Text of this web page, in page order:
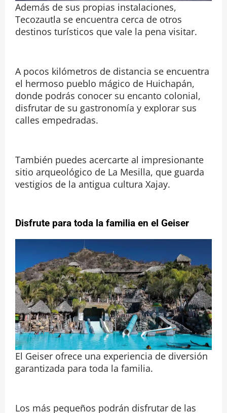
Además de sus propias instalaciones,
Tecozautla se encuentra cerca de otros
destinos turísticos que vale la pena visitar.
A pocos kilómetros de distancia se encuentra
el hermoso pueblo mágico de Huichapán,
donde podrás conocer su encanto colonial,
disfrutar de su gastronomía y explorar sus
calles empedradas.
También puedes acercarte al impresionante
sitio arqueológico de La Mesilla, que guarda
vestigios de la antigua cultura Xajay.
Disfrute para toda la familia en el Geiser
El Geiser ofrece una experiencia de diversión
garantizada para toda la familia.
Los más pequeños podrán disfrutar de las